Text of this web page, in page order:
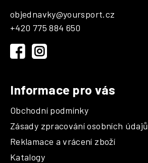
objednavky@yoursport.cz
+420 775 884 650
Informace pro vás
Obchodní podmínky
Zásady zpracování osobních údajů
Reklamace a vrácení zboží
Katalogy